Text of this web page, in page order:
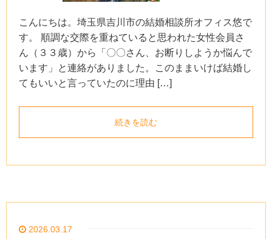
こんにちは。埼玉県吉川市の結婚相談所オフィス悠で
す。 順調な交際を重ねていると思われた女性会員さ
ん（３３歳）から「〇〇さん、お断りしようか悩んで
います」と連絡がありました。このままいけば結婚し
てもいいと言っていたのに理由 […]
続きを読む
2026.03.17